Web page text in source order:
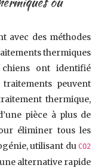
avec des méthodes
thermiques
ont identifié
peuvent
thermique,
pièce à plus de
éliminer tous les
utilisant du CO2
alternative rapide